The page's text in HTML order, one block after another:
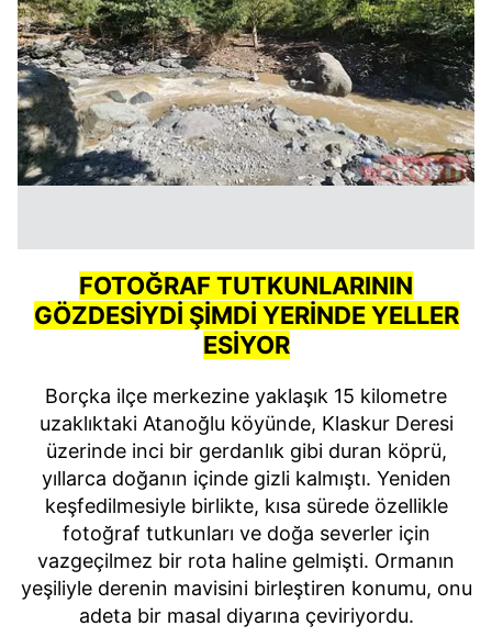
FOTOĞRAF TUTKUNLARININ
GÖZDESİYDİ ŞİMDİ YERİNDE YELLER
ESİYOR
Borçka ilçe merkezine yaklaşık 15 kilometre
uzaklıktaki Atanoğlu köyünde, Klaskur Deresi
üzerinde inci bir gerdanlık gibi duran köprü,
yıllarca doğanın içinde gizli kalmıştı. Yeniden
keşfedilmesiyle birlikte, kısa sürede özellikle
fotoğraf tutkunları ve doğa severler için
vazgeçilmez bir rota haline gelmişti. Ormanın
yeşiliyle derenin mavisini birleştiren konumu, onu
adeta bir masal diyarına çeviriyordu.